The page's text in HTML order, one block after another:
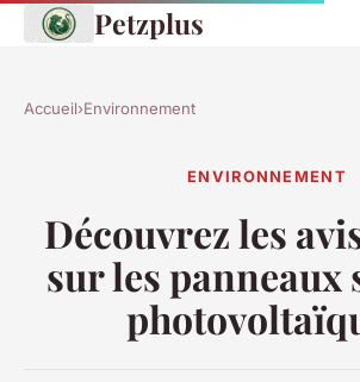
Petzplus
Accueil›Environnement
ENVIRONNEMENT
Découvrez les
sur les panneaux